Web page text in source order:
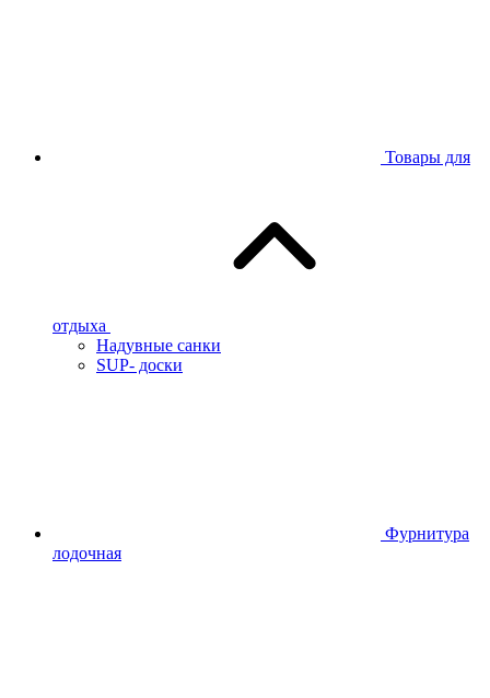
Товары для
отдыха
Надувные санки
SUP- доски
Фурнитура
лодочная